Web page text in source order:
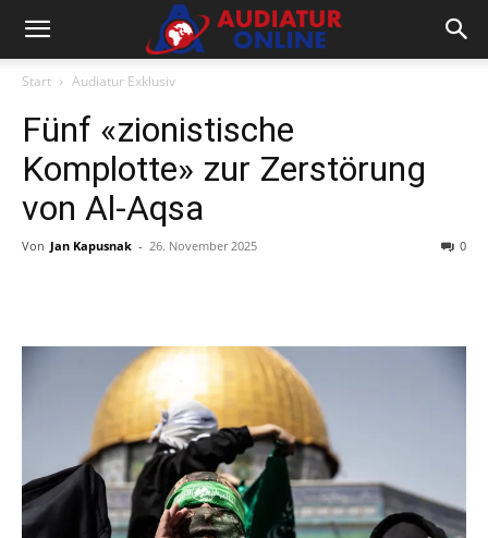
Start Audiatur Exklusiv
Fünf «zionistische
Komplotte» zur Zerstörung
von Al-Aqsa
Von Jan Kapusnak - 26. November 2025 0